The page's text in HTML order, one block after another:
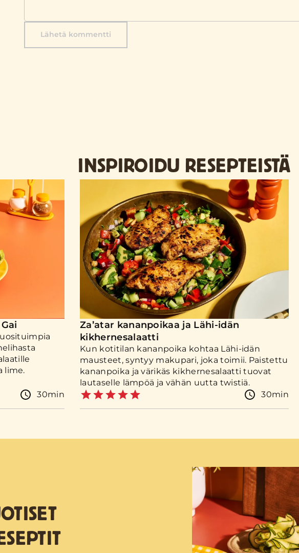
Lähetä kommentti
INSPIROIDU RESEPTEISTÄ
lime.
30min
Za’atar kananpoikaa ja Lähi-idän
kikhernesalaatti
Kun kotitilan kananpoika kohtaa Lähi-idän
mausteet, syntyy makupari, joka toimii. Paistettu
kananpoika ja värikäs kikhernesalaatti tuovat
lautaselle lämpöä ja vähän uutta twistiä.
30min